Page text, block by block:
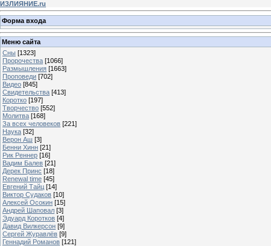
ИЗЛИЯНИЕ.ru
Форма входа
Меню сайта
Сны [1323]
Пророчества [1066]
Размышления [1663]
Проповеди [702]
Видео [845]
Свидетельства [413]
Коротко [197]
Творчество [552]
Молитва [168]
За всех человеков [221]
Наука [32]
Верон Аш [3]
Бенни Хинн [21]
Рик Реннер [16]
Вадим Балев [21]
Дерек Принс [18]
Renewal time [45]
Евгений Тайц [14]
Виктор Судаков [10]
Алексей Осокин [15]
Андрей Шаповал [3]
Эдуард Коротков [4]
Давид Вилкерсон [9]
Сергей Журавлёв [9]
Геннадий Романов [121]